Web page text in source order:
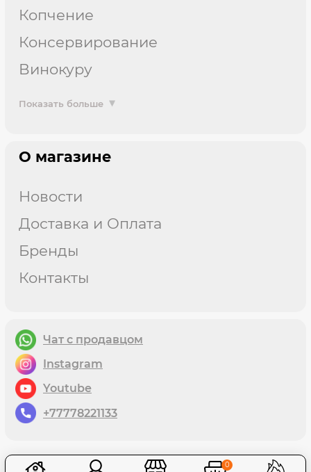
0
копчение
консервирование
винокуру
Показать больше
О магазине
Новости
Доставка и Оплата
Бренды
Контакты
Чат с продавцом
instagram
youtube
+77778221133